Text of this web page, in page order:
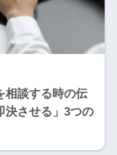
相談する時の伝
決させる」3つの